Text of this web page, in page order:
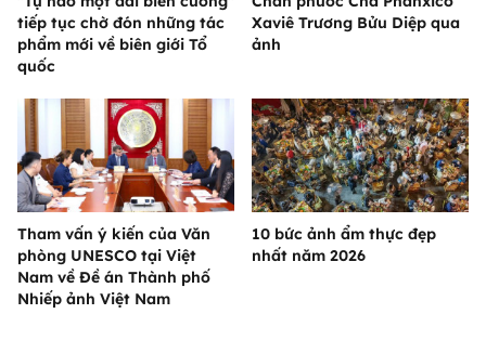
tiếp tục chờ đón những tác
phẩm mới về biên giới Tổ
quốc
Xaviê Trương Bửu Diệp qua
ảnh
Tham vấn ý kiến của Văn
phòng UNESCO tại Việt
Nam về Đề án Thành phố
Nhiếp ảnh Việt Nam
10 bức ảnh ẩm thực đẹp
nhất năm 2026